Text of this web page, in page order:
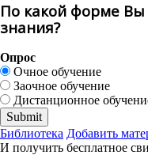
По какой форме Вы
знания?
Опрос
Очное обучение
Заочное обучение
Дистанционное
Библиотека Добавить
И получить бесплатное